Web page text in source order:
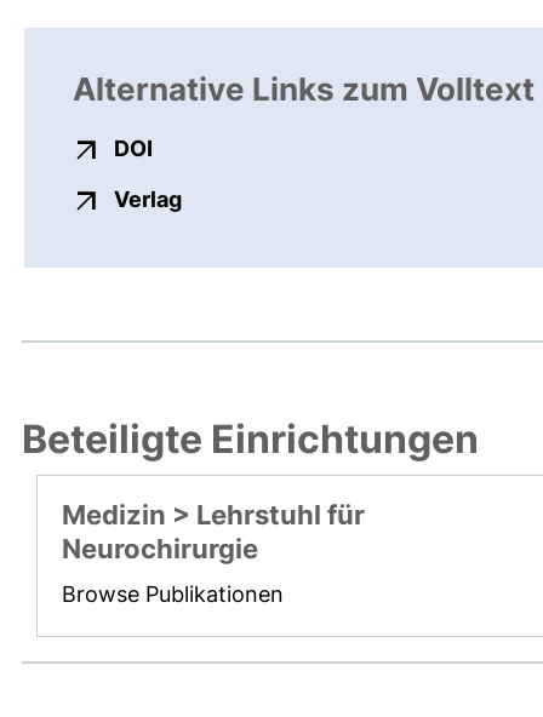
Alternative Links zum Volltext
DOI
Verlagexterner Link, öffnet neues
Beteiligte Einrichtungen
Medizin > Lehrstuhl für
Neurochirurgie
Browse Publikationen